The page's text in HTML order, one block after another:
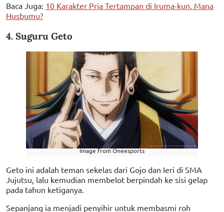
Baca Juga: 10 Karakter Pria Tertampan di Iruma-kun, Mana
Husbumu?
4. Suguru Geto
Image from Oneesports
Geto ini adalah teman sekelas dari Gojo dan Ieri di SMA
Jujutsu, lalu kemudian membelot berpindah ke sisi gelap
pada tahun ketiganya.
Sepanjang ia menjadi penyihir untuk membasmi roh